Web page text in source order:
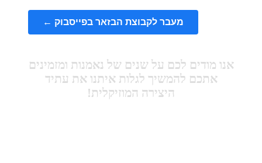
מעבר לקבוצת הבזאר בפייסבוק ←
אנו מודים לכם על שנים של נאמנות ומזמינים
אתכם להמשיך לגלות איתנו את עתיד
היצירה המוזיקלית!